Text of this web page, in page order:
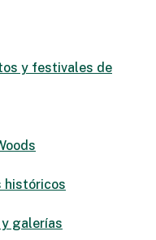
y festivales de
históricos
galerías